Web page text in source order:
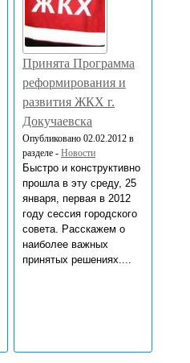
Принята Программа
реформирования и
развития ЖКХ г.
Докучаевска
Опубликовано 02.02.2012 в
разделе - Новости
Быстро и конструктивно
прошла в эту среду, 25
января, первая в 2012
году сессия городского
совета. Расскажем о
наиболее важных
принятых решениях....